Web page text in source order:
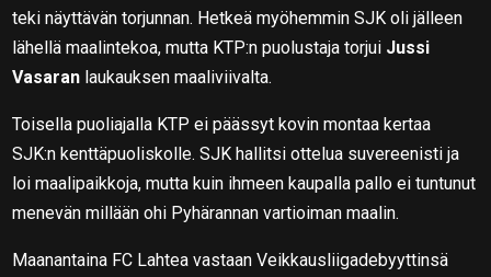
teki näyttävän torjunnan. Hetkeä myöhemmin SJK oli jälleen
lähellä maalintekoa, mutta KTP:n puolustaja torjui Jussi
Vasaran laukauksen maaliviivalta.
Toisella puoliajalla KTP ei päässyt kovin montaa kertaa
SJK:n kenttäpuoliskolle. SJK hallitsi ottelua suvereenisti ja
loi maalipaikkoja, mutta kuin ihmeen kaupalla pallo ei tuntunut
menevän millään ohi Pyhärannan vartioiman maalin.
Maanantaina FC Lahtea vastaan Veikkausliigadebyyttinsä